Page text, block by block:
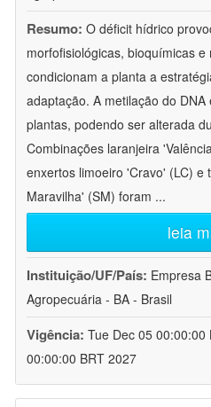
Resumo: O déficit hídrico
morfofisiológicas, bioquímicas
condicionam a planta a
adaptação. A metilação do
plantas, podendo ser alterada
Combinações laranjeira
enxertos limoeiro 'Cravo' (LC) e
Maravilha' (SM) foram ...
leia
Instituição/UF/País: Empresa
Agropecuária - BA - Brasil
Vigência: Tue Dec 05 00:00:00
00:00:00 BRT 2027